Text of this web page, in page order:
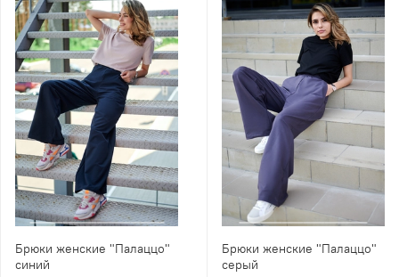
Брюки женские "Палаццо"
синий
Брюки женские "Палаццо"
серый